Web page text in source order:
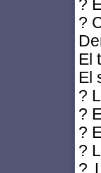
?
?
El
El
?
?
?
?
?